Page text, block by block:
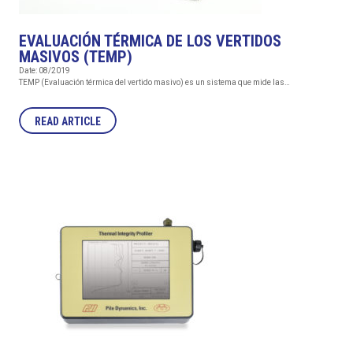
EVALUACIÓN TÉRMICA DE LOS VERTIDOS
MASIVOS (TEMP)
Date: 08/2019
TEMP (Evaluación térmica del vertido masivo) es un sistema que mide las…
READ ARTICLE